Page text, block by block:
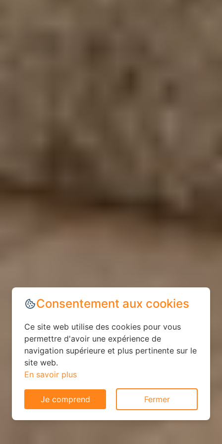
Consentement aux cookies
Ce site web utilise des cookies pour vous
permettre d'avoir une expérience de
navigation supérieure et plus pertinente sur le
site web.
En savoir plus
Je comprend Fermer